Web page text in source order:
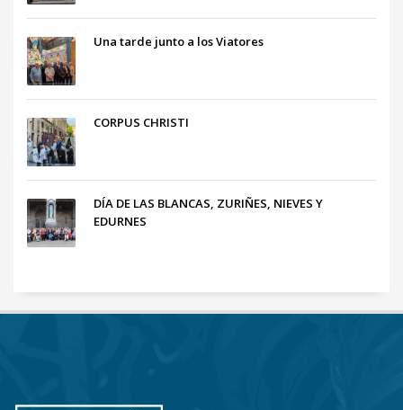
Una tarde junto a los Viatores
CORPUS CHRISTI
DÍA DE LAS BLANCAS, ZURIÑES, NIEVES Y
EDURNES